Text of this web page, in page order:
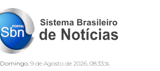
Domingo, 9 de Agosto de 2026, 08:33:37